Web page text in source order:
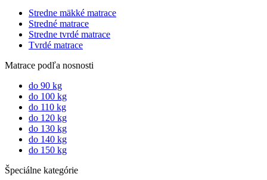
Stredne mäkké matrace
Stredné matrace
Stredne tvrdé matrace
Tvrdé matrace
Matrace podľa nosnosti
do 90 kg
do 100 kg
do 110 kg
do 120 kg
do 130 kg
do 140 kg
do 150 kg
Špeciálne kategórie